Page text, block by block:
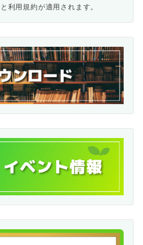
と 利用規約が適用されます。